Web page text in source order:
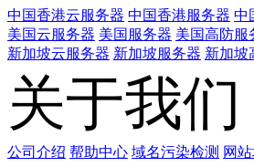
中国香港云服务器 中国香港服务器 中
美国云服务器 美国服务器 美国高防服
新加坡云服务器 新加坡服务器 新加坡
关于我们
公司介绍 帮助中心 域名污染检测 网